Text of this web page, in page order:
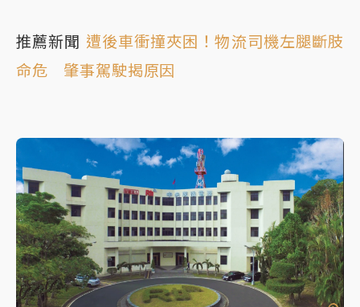
推薦新聞 遭後車衝撞夾困！物流司機左腿斷肢
命危 肇事駕駛揭原因